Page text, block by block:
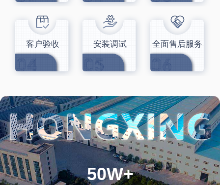
客户验收 安装调试 全面售后服务
50W+